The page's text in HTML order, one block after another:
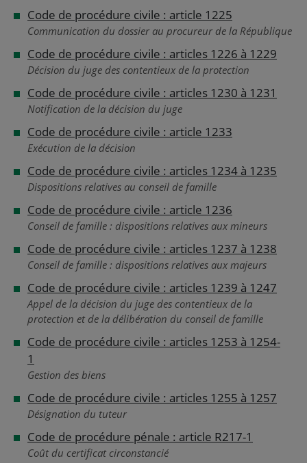
Code de procédure civile : article 1225
Communication du dossier au procureur de la République
Code de procédure civile : articles 1226 à 1229
Décision du juge des contentieux de la protection
Code de procédure civile : articles 1230 à 1231
Notification de la décision du juge
Code de procédure civile : article 1233
Exécution de la décision
Code de procédure civile : articles 1234 à 1235
Dispositions relatives au conseil de famille
Code de procédure civile : article 1236
Conseil de famille : dispositions relatives aux mineurs
Code de procédure civile : articles 1237 à 1238
Conseil de famille : dispositions relatives aux majeurs
Code de procédure civile : articles 1239 à 1247
Appel de la décision du juge des contentieux de la
protection et de la délibération du conseil de famille
Code de procédure civile : articles 1253 à 1254-
1
Gestion des biens
Code de procédure civile : articles 1255 à 1257
Désignation du tuteur
Code de procédure pénale : article R217-1
Coût du certificat circonstancié